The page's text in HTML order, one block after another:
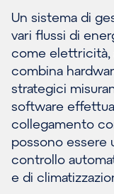
Un sistema di
vari flussi di
come elettricità,
combina
strategici
software
collegamento
possono essere
controllo
e di